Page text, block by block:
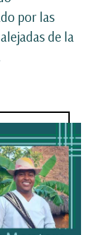
por las
de la